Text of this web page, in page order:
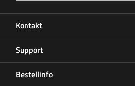
Kontakt
Support
Bestellinfo